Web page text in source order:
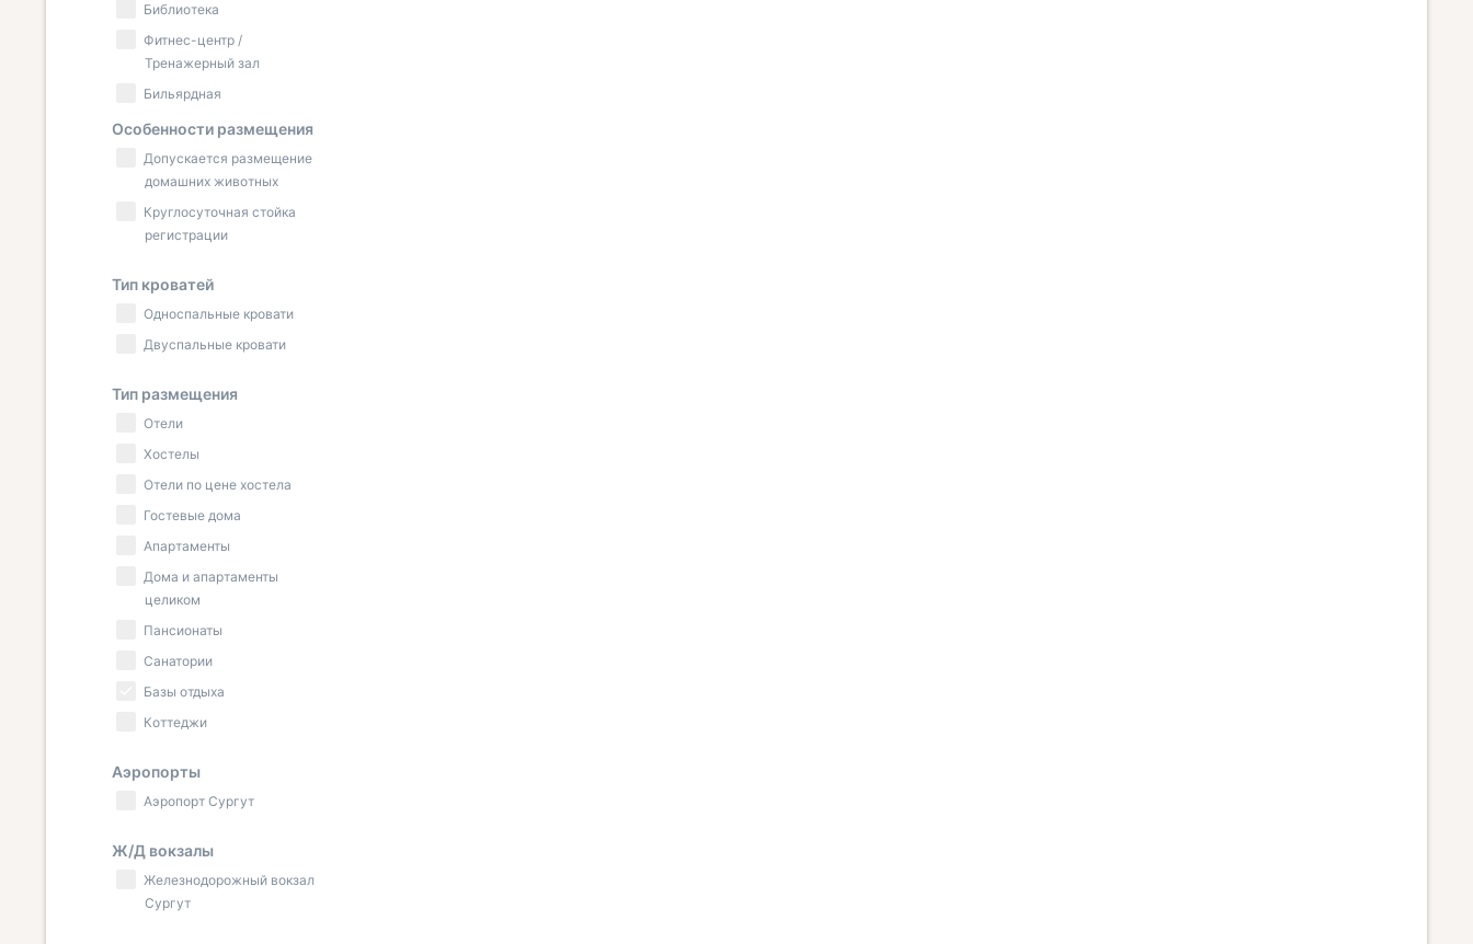
Библиотека
Фитнес-центр /
Тренажерный зал
Бильярдная
Особенности размещения
Допускается размещение
домашних животных
Круглосуточная стойка
регистрации
Тип кроватей
Односпальные кровати
Двуспальные кровати
Тип размещения
Отели
Хостелы
Отели по цене хостела
Гостевые дома
Апартаменты
Дома и апартаменты
целиком
Пансионаты
Санатории
Базы отдыха
Коттеджи
Аэропорты
Аэропорт Сургут
Ж/Д вокзалы
Железнодорожный вокзал
Сургут